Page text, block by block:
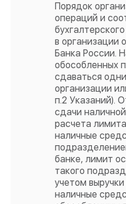
Порядок
операций и
в организации
Банка России.
обособленных
сдаваться
организации
п.2 Указаний).
сдачи
расчета
наличные
банке, лимит
такого
учетом
наличные